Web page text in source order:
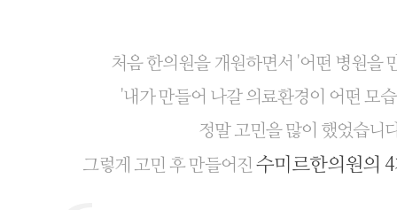
처음 한의원을 개원하면서 '어떤 병원을
'내가 만들어 나갈 의료환경이 어떤 모
정말 고민을 많이 했었습니
그렇게 고민 후 만들어진 수미르한의원의